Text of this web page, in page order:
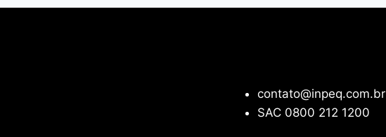
contato@inpeq.com.br
SAC 0800 212 1200